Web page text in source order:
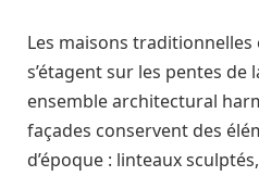
Les maisons
s’étagent sur les pentes de
ensemble architectural
façades conservent des
d’époque : linteaux